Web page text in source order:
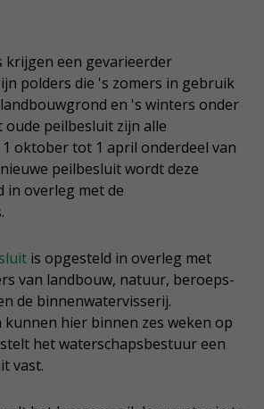
krijgen een gevarieerder
polders die 's zomers in gebruik
en 's winters onder
oude peilbesluit zijn alle
oktober tot 1 april onderdeel van
peilbesluit wordt deze
in overleg met de
is opgesteld in overleg met
van landbouw, natuur, beroeps-
de binnenwatervisserij.
hier binnen zes weken op
het waterschapsbestuur een
vast.